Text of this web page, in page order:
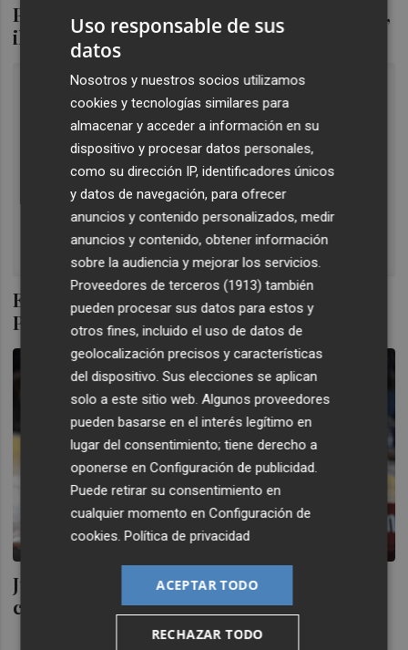
Pedro León deja lo que ha sido su "refugio,
ilusión y manera de entender la vida"
El Real Murcia prepara el homenaje a
Pedro León, su capitán y símbolo
Juan Antonio Pizzi puede proclamarse
campeón de Copa con el León mexicano
Uso responsable de sus
datos
Nosotros y nuestros socios utilizamos
cookies y tecnologías similares para
almacenar y acceder a información en su
dispositivo y procesar datos personales,
como su dirección IP, identificadores únicos
y datos de navegación, para ofrecer
anuncios y contenido personalizados, medir
anuncios y contenido, obtener información
sobre la audiencia y mejorar los servicios.
Proveedores de terceros (1913) también
pueden procesar sus datos para estos y
otros fines, incluido el uso de datos de
geolocalización precisos y características
del dispositivo. Sus elecciones se aplican
solo a este sitio web. Algunos proveedores
pueden basarse en el interés legítimo en
lugar del consentimiento; tiene derecho a
oponerse enConfiguración de publicidad
Puede retirar su consentimiento en
cualquier momento enConfiguración de
cookies .Política de privacidad
ACEPTAR TODO
RECHAZAR TODO